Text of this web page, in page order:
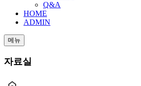
Q&A
HOME
ADMIN
메뉴
자료실